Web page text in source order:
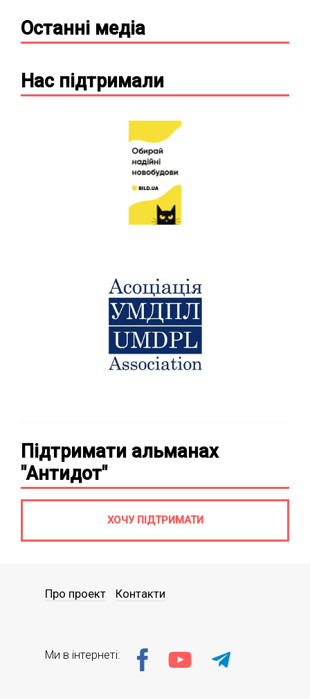
Останні медіа
Нас підтримали
Підтримати альманах
"Антидот"
ХОЧУ ПІДТРИМАТИ
Про проект Контакти
Ми в інтернеті: